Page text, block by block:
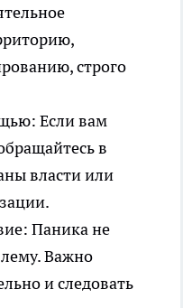
строго
Если вам
в
власти или
Паника не
Важно
и следовать